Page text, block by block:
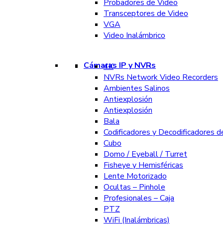
Probadores de Video
Transceptores de Video
VGA
Video Inalámbrico
Cámaras IP y NVRs
4K
NVRs Network Video Recorders
Ambientes Salinos
Antiexplosión
Antiexplosión
Bala
Codificadores y Decodificadores
Cubo
Domo / Eyeball / Turret
Fisheye y Hemisféricas
Lente Motorizado
Ocultas – Pinhole
Profesionales – Caja
PTZ
WiFi (Inalámbricas)